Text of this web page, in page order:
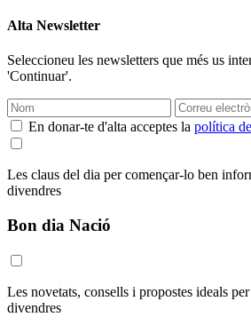
Alta Newsletter
Seleccioneu les newsletters que més us
'Continuar'.
En donar-te d'alta acceptes la política
Les claus del dia per començar-lo ben
divendres
Bon dia Nació
Les novetats, consells i propostes ideals
divendres